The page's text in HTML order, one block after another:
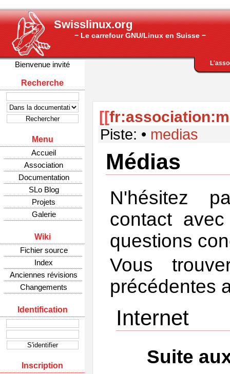
Swisslinux.org
− Le carrefour GNU/Linux en Suisse −
Bienvenue invité
Recherche
Menu
Accueil
Association
Documentation
SLo Blog
Projets
Galerie
Wiki
Fichier source
Index
Anciennes révisions
Changements
Identification
Inscription
[[
Piste: • medias
Médias
N'hésitez
contact
questions
Vous
précédentes
Internet
Suite